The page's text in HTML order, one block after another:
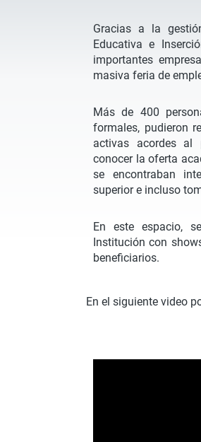
Gracias a la
Educativa e
importantes
masiva feria de
Más de 400
formales, pudieron
activas acordes al
conocer la oferta
se encontraban
superior e incluso
En este espacio,
Institución con
beneficiarios.
En el siguiente video